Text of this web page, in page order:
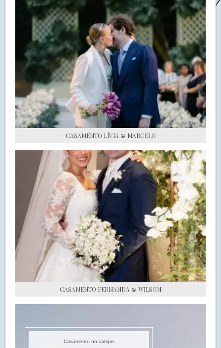
WILL YOU MARRY ME?
LUA DE MEL
COZINHA
DECORAÇÃO
DE NOIVA PRA NOIVA
S.O.S CASADAS
FALE COM O SAY I DO
CASAMENTO LÍVIA & MARCELO
CASAMENTO FERNANDA & WILSON
Casamento no campo